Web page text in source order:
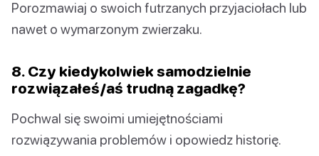
Porozmawiaj o swoich futrzanych przyjaciołach lub
nawet o wymarzonym zwierzaku.
8. Czy kiedykolwiek samodzielnie
rozwiązałeś/aś trudną zagadkę?
Pochwal się swoimi umiejętnościami
rozwiązywania problemów i opowiedz historię.